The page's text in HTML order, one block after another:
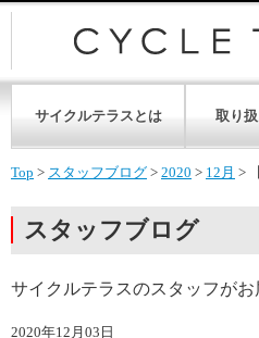
サイクルテラスとは 取り
Top > スタッフブログ > 2020 > 12月 >
スタッフブログ
サイクルテラスのスタッフがお
2020年12月03日